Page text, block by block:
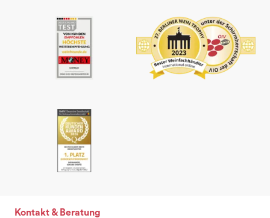
Kontakt & Beratung